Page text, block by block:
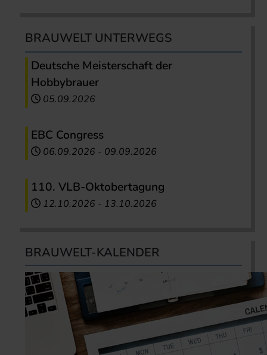
BRAUWELT UNTERWEGS
Deutsche Meisterschaft der
Hobbybrauer
05.09.2026
EBC Congress
06.09.2026 - 09.09.2026
110. VLB-Oktobertagung
12.10.2026 - 13.10.2026
BRAUWELT-KALENDER